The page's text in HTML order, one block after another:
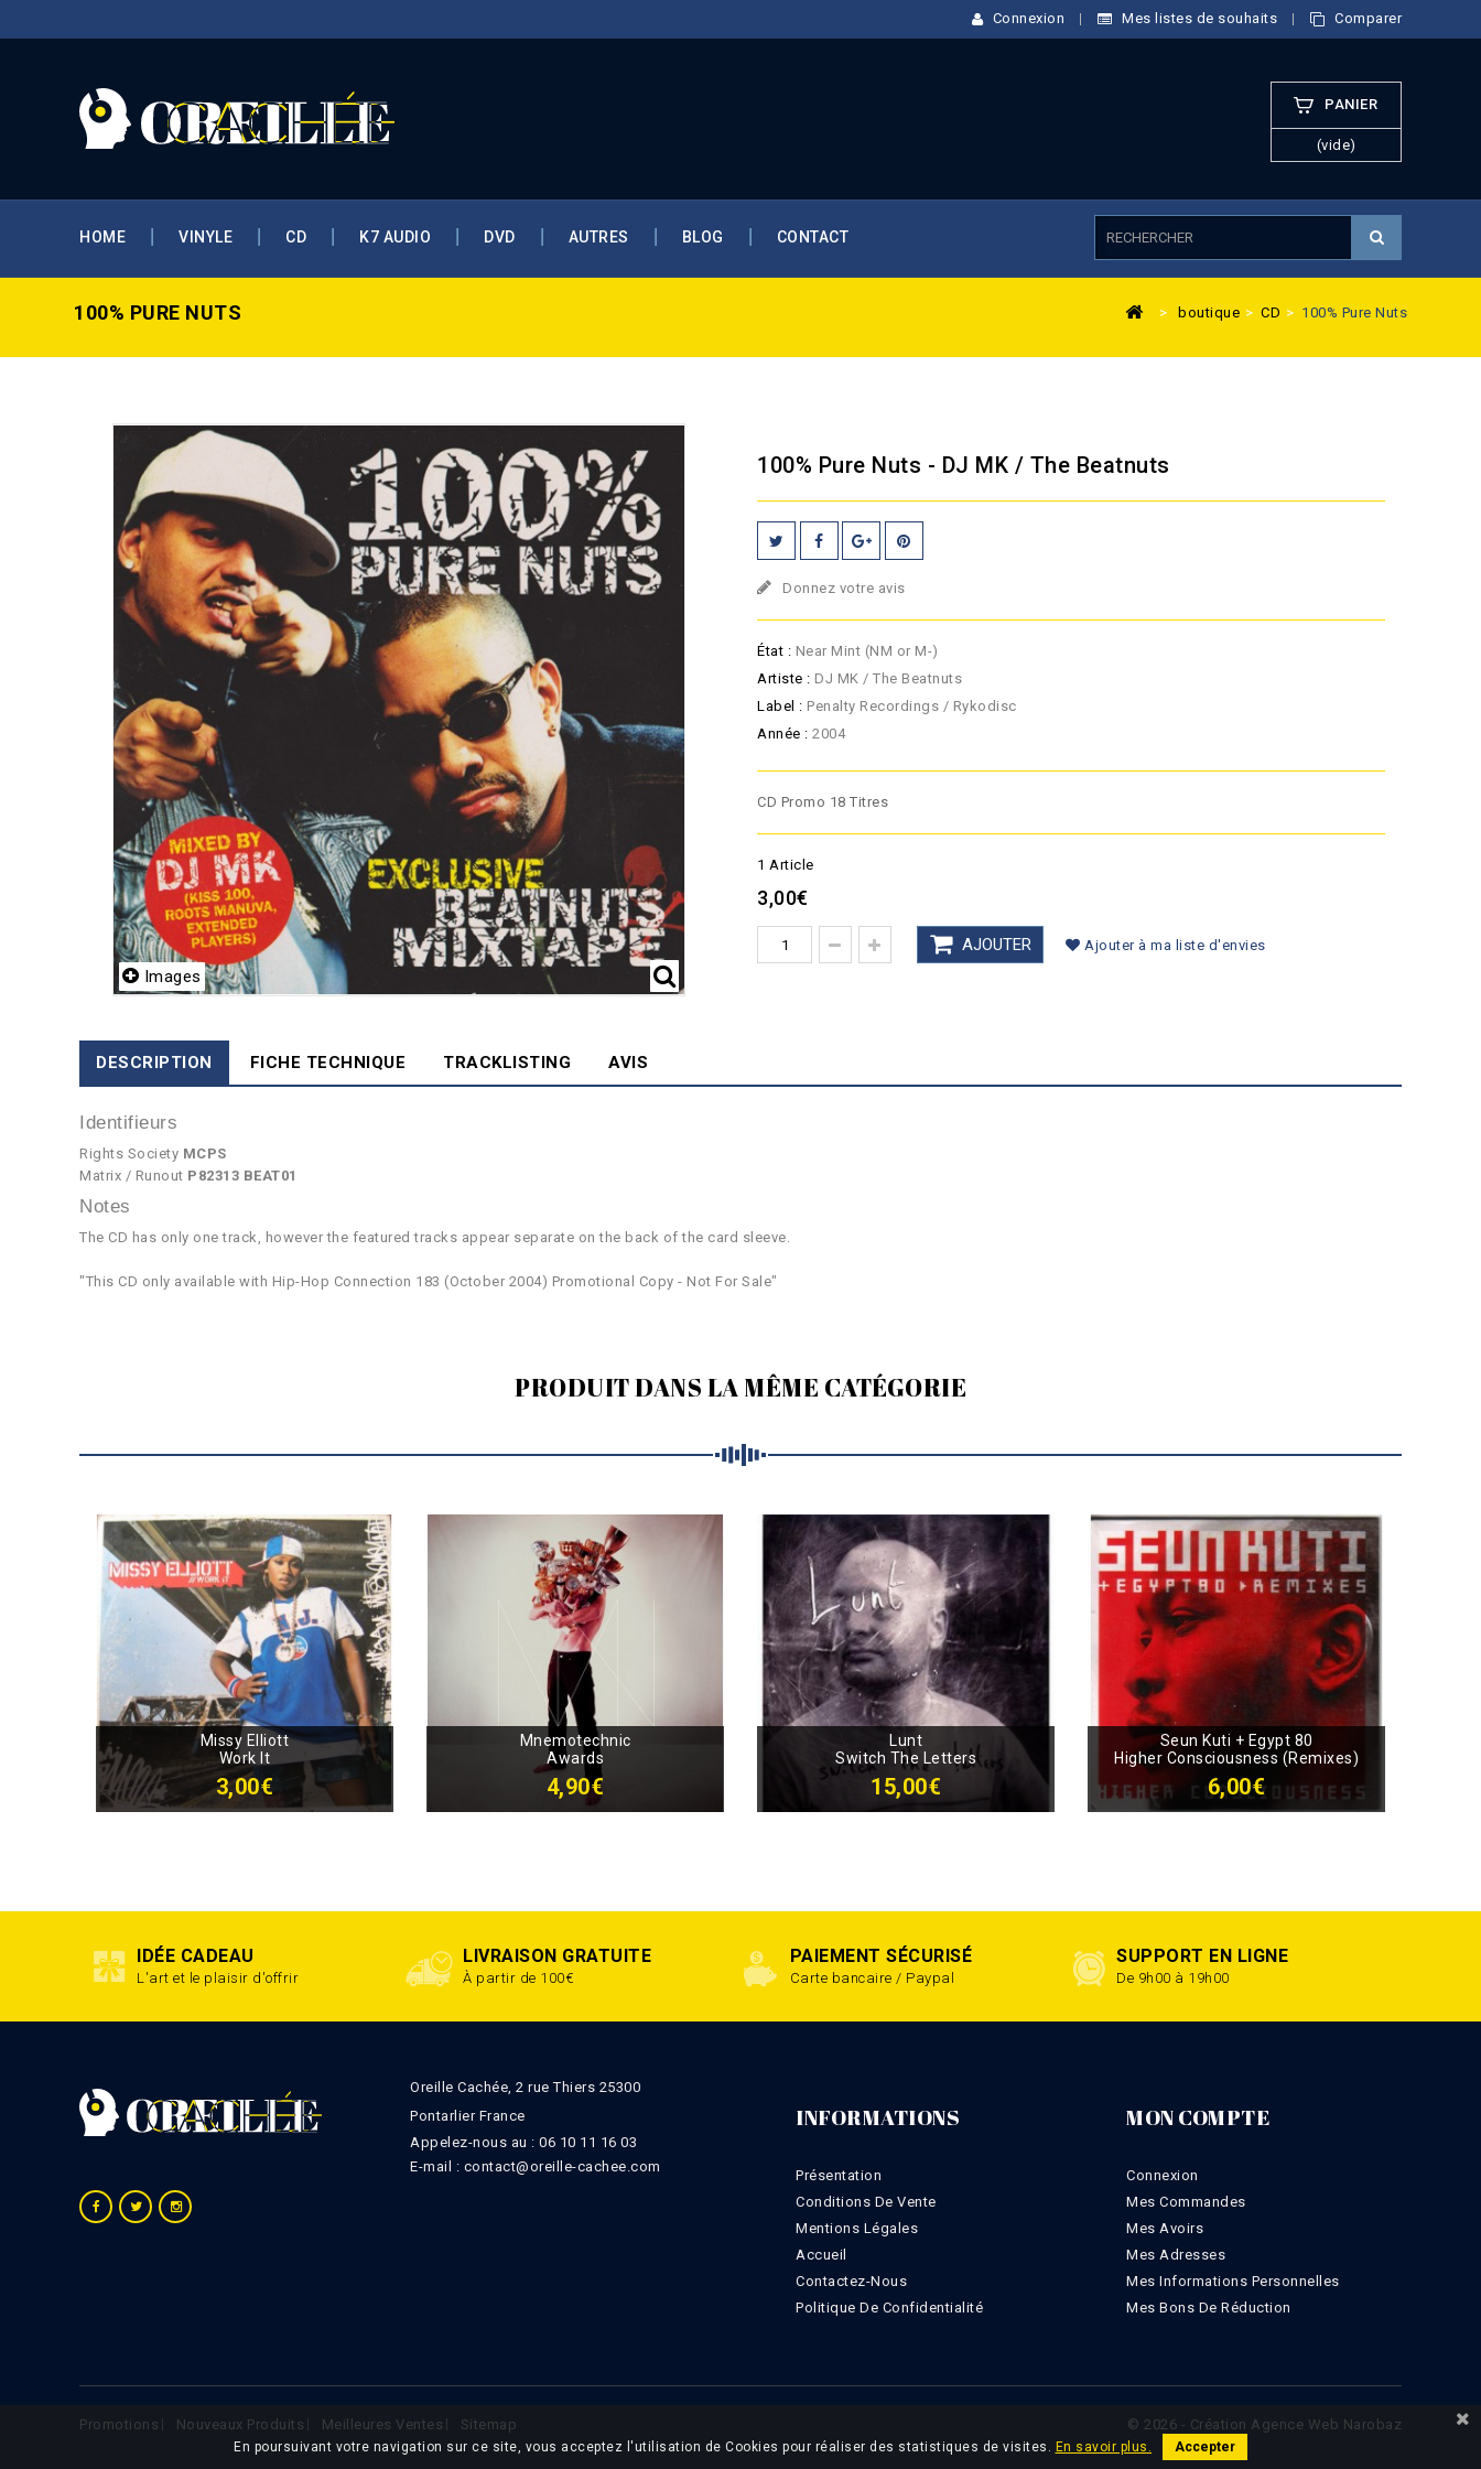
Connexion Mes listes de souhaits Comparer
PANIER
(vide)
HOME VINYLE CD K7 AUDIO DVD AUTRES BLOG CONTACT
100% PURE NUTS > boutique > CD > 100% Pure Nuts
Images
100% Pure Nuts - DJ MK / The Beatnuts
Donnez votre avis
État : Near Mint (NM or M-)
Artiste : DJ MK / The Beatnuts
Label : Penalty Recordings / Rykodisc
Année : 2004
CD Promo 18 Titres
1 Article
3,00€
AJOUTER Ajouter à ma liste d'envies
DESCRIPTION FICHE TECHNIQUE TRACKLISTING AVIS
Identifieurs
Rights Society MCPS
Matrix / Runout P82313 BEAT01
Notes
The CD has only one track, however the featured tracks appear separate on the back of the card sleeve.
"This CD only available with Hip-Hop Connection 183 (October 2004) Promotional Copy - Not For Sale"
PRODUIT DANS LA MÊME CATÉGORIE
Missy Elliott
Work It
3,00€
Mnemotechnic
Awards
4,90€
Lunt
Switch The Letters
15,00€
Seun Kuti + Egypt 80
Higher Consciousness (Remixes)
6,00€
IDÉE CADEAU
L'art et le plaisir d'offrir
LIVRAISON GRATUITE
À partir de 100€
PAIEMENT SÉCURISÉ
Carte bancaire / Paypal
SUPPORT EN LIGNE
De 9h00 à 19h00
MON COMPTE
Connexion
Mes Commandes
Mes Avoirs
Mes Adresses
Mes Informations Personnelles
Mes Bons De Réduction
INFORMATIONS
Présentation
Conditions De Vente
Mentions Légales
Accueil
Contactez-Nous
Politique De Confidentialité
Oreille Cachée, 2 rue Thiers 25300
Pontarlier France
Appelez-nous au : 06 10 11 16 03
E-mail : contact@oreille-cachee.com
Promotions Nouveaux Produits Meilleures Ventes Sitemap © 2026 - Création Agence Web Narobaz
En poursuivant votre navigation sur ce site, vous acceptez l'utilisation de Cookies pour réaliser des statistiques de visites. En savoir plus. Accepter